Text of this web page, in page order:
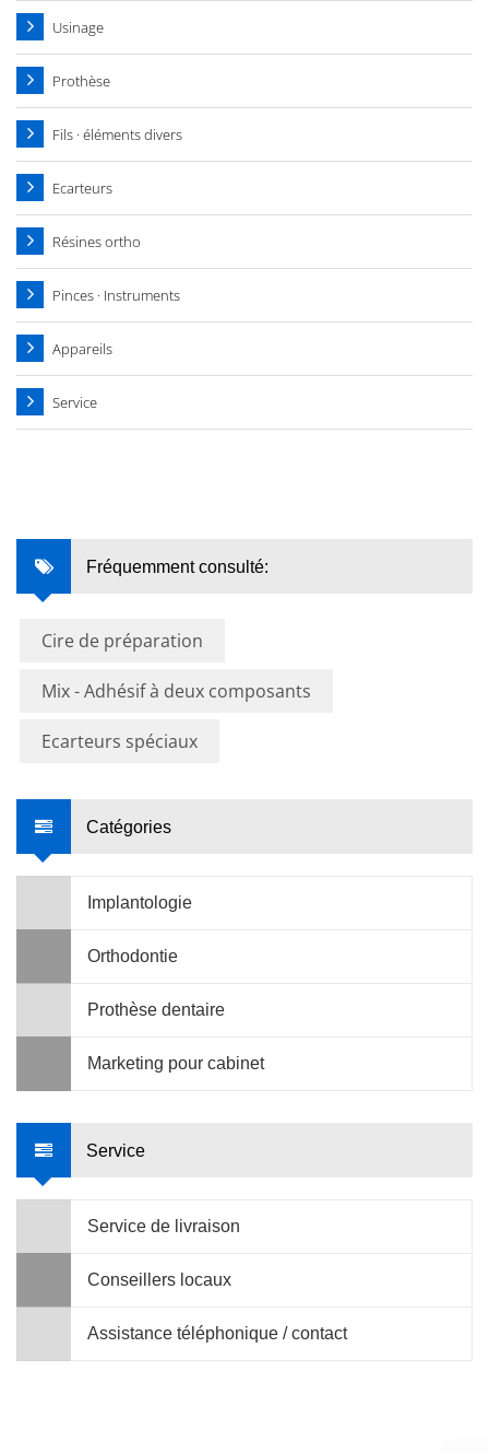
Usinage
Prothèse
Fils · éléments divers
Ecarteurs
Résines ortho
Pinces · Instruments
Appareils
Service
Fréquemment consulté:
Cire de préparation
Mix - Adhésif à deux composants
Ecarteurs spéciaux
Catégories
Implantologie
Orthodontie
Prothèse dentaire
Marketing pour cabinet
Service
Service de livraison
Conseillers locaux
Assistance téléphonique / contact